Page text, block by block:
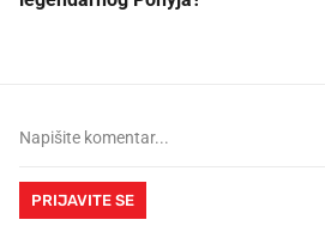
PRIJAVITE SE